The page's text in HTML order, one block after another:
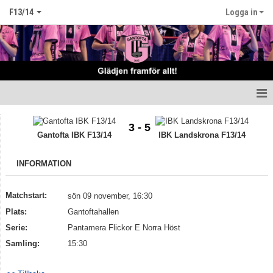
F13/14 Logga in
Truppen
Matcher
Kalender
Gantofta IBK F13/14
3 - 5
IBK Landskrona F13/14
INFORMATION
Matchstart:
sön 09 november, 16:30
Plats:
Gantoftahallen
Serie:
Pantamera Flickor E Norra Höst
Samling:
15:30